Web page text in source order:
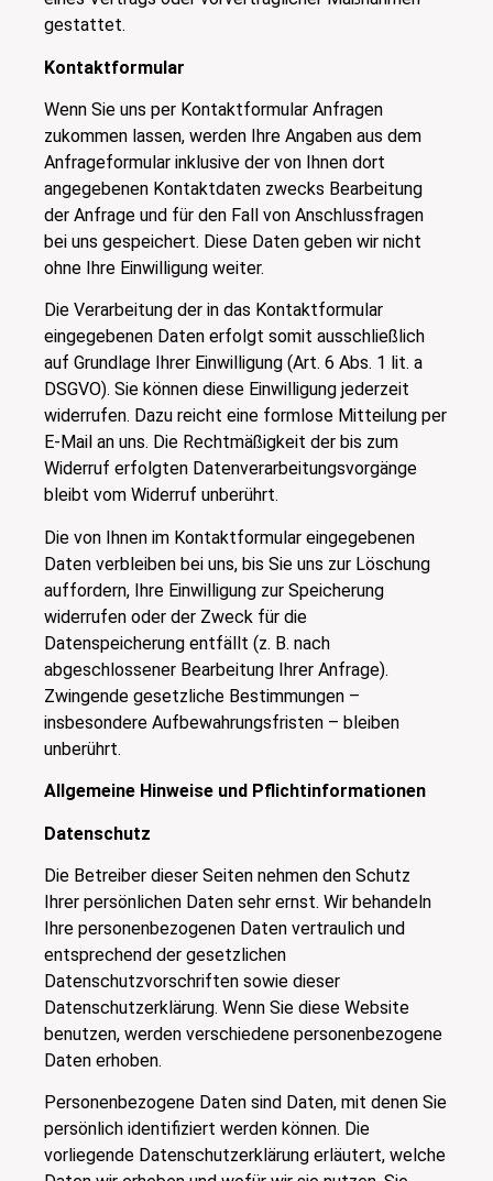
gestattet.
Kontaktformular
Wenn Sie uns per Kontaktformular Anfragen
zukommen lassen, werden Ihre Angaben aus dem
Anfrageformular inklusive der von Ihnen dort
angegebenen Kontaktdaten zwecks Bearbeitung
der Anfrage und für den Fall von Anschlussfragen
bei uns gespeichert. Diese Daten geben wir nicht
ohne Ihre Einwilligung weiter.
Die Verarbeitung der in das Kontaktformular
eingegebenen Daten erfolgt somit ausschließlich
auf Grundlage Ihrer Einwilligung (Art. 6 Abs. 1 lit. a
DSGVO). Sie können diese Einwilligung jederzeit
widerrufen. Dazu reicht eine formlose Mitteilung per
E-Mail an uns. Die Rechtmäßigkeit der bis zum
Widerruf erfolgten Datenverarbeitungsvorgänge
bleibt vom Widerruf unberührt.
Die von Ihnen im Kontaktformular eingegebenen
Daten verbleiben bei uns, bis Sie uns zur Löschung
auffordern, Ihre Einwilligung zur Speicherung
widerrufen oder der Zweck für die
Datenspeicherung entfällt (z. B. nach
abgeschlossener Bearbeitung Ihrer Anfrage).
Zwingende gesetzliche Bestimmungen –
insbesondere Aufbewahrungsfristen – bleiben
unberührt.
Allgemeine Hinweise und Pflichtinformationen
Datenschutz
Die Betreiber dieser Seiten nehmen den Schutz
Ihrer persönlichen Daten sehr ernst. Wir behandeln
Ihre personenbezogenen Daten vertraulich und
entsprechend der gesetzlichen
Datenschutzvorschriften sowie dieser
Datenschutzerklärung. Wenn Sie diese Website
benutzen, werden verschiedene personenbezogene
Daten erhoben.
Personenbezogene Daten sind Daten, mit denen Sie
persönlich identifiziert werden können. Die
vorliegende Datenschutzerklärung erläutert, welche